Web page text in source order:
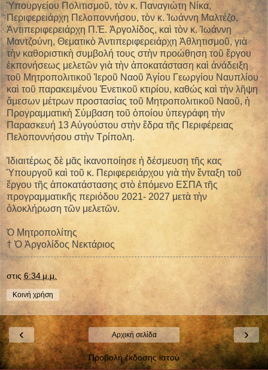
Ὑπουργείου Πολιτισμοῦ, τὸν κ. Παναγιώτη Νίκα,
Περιφερειάρχη Πελοποννήσου, τὸν κ. Ἰωάννη Μαλτέζο,
Ἀντιπεριφερειάρχη Π.Ἐ. Ἀργολίδος, καὶ τὸν κ. Ἰωάννη
Μαντζούνη, Θεματικὸ Ἀντιπεριφερειάρχη Ἀθλητισμοῦ, γιὰ
τὴν καθοριστικὴ συμβολή τους στὴν προώθηση τοῦ ἔργου
ἐκπονήσεως μελετῶν γιὰ τὴν ἀποκατάσταση καὶ ἀνάδειξη
τοῦ Μητροπολιτικοῦ Ἱεροῦ Ναοῦ Ἁγίου Γεωργίου Ναυπλίου
καὶ τοῦ παρακειμένου Ἐνετικοῦ κτιρίου, καθώς καὶ τὴν λῆψη
ἄμεσων μέτρων προστασίας τοῦ Μητροπολιτικοῦ Ναοῦ, ἡ
Προγραμματικὴ Σύμβαση τοῦ ὁποίου ὑπεγράφη τὴν
Παρασκευή 13 Αὐγούστου στὴν ἕδρα τῆς Περιφέρειας
Πελοποννήσου στὴν Τρίπολη.
Ἰδιαιτέρως δὲ μᾶς ἰκανοποίησε ἡ δέσμευση τῆς κας
Ὑπουργοῦ καὶ τοῦ κ. Περιφερειάρχου γιὰ τὴν ἔνταξη τοῦ
ἔργου τῆς ἀποκατάστασης στὸ ἑπόμενο ΕΣΠΑ τῆς
προγραμματικῆς περιόδου 2021- 2027 μετὰ τὴν
ὁλοκλήρωση τῶν μελετῶν.
Ὁ Μητροπολίτης
† Ὁ Ἀργολίδος Νεκτάριος
στις6:34 μ.μ.
Κοινή χρήση
‹ ›
Αρχική σελίδα
Προβολή έκδοσης ιστού